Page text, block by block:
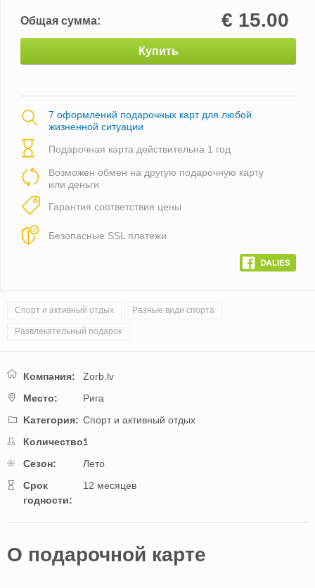
Общая сумма: € 15.00
Купить
7 оформлений подарочных карт для любой
жизненной ситуации
Подарочная карта действительна 1 год
Возможен обмен на другую подарочную карту
или деньги
Гарантия соответствия цены
Безопасные SSL платежи
Спорт и активный отдых Разные види спорта
Развлекательный подарок
Компания:
Zorb.lv
Mестo:
Рига
Kатегория: Спорт и активный отдых
Количество:1
Cезон:
Лето
Cрок
годности:
12 месяцев
O подарочной картe